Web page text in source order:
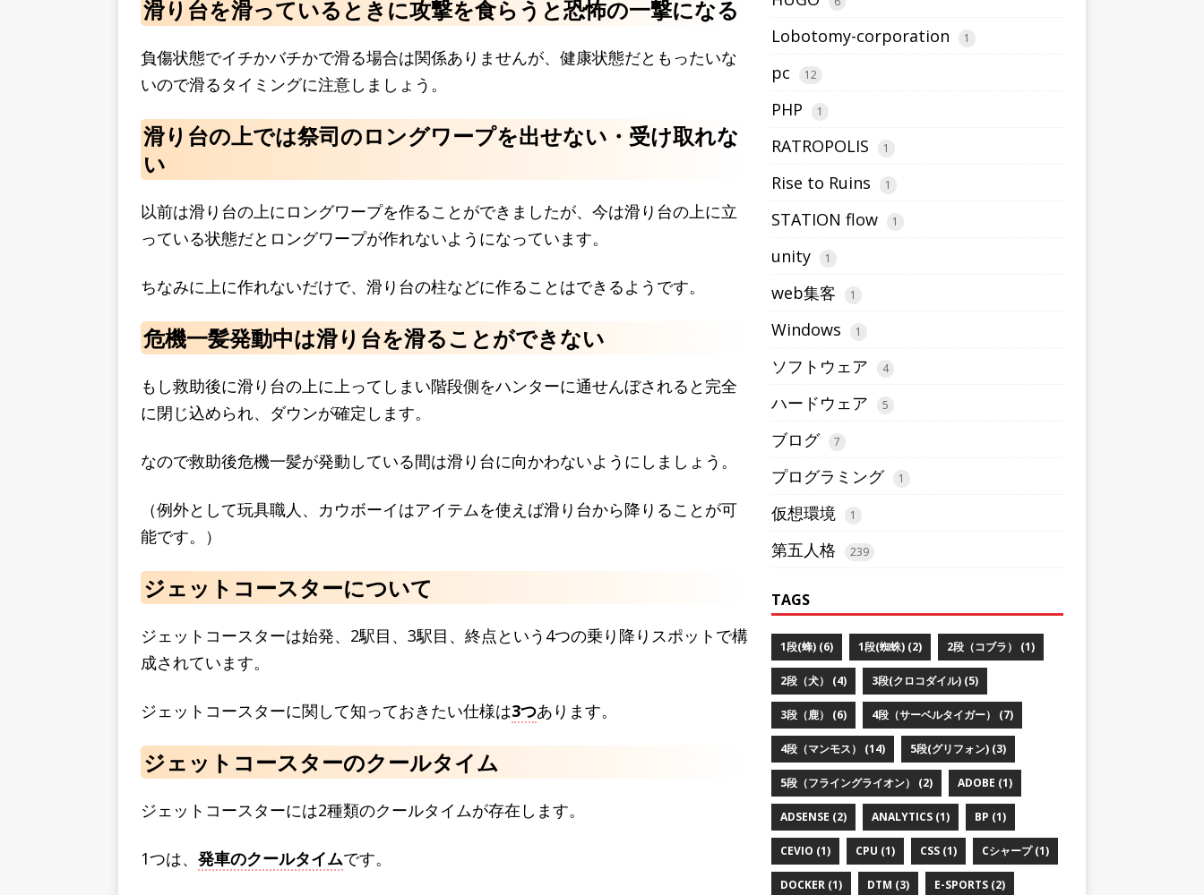
滑り台を滑っているときに攻撃を食らうと恐怖の一撃になる
負傷状態でイチかバチかで滑る場合は関係ありませんが、健康状態だともったいな
いので滑るタイミングに注意しましょう。
滑り台の上では祭司のロングワープを出せない・受け取れな
い
以前は滑り台の上にロングワープを作ることができましたが、今は滑り台の上に立
っている状態だとロングワープが作れないようになっています。
ちなみに上に作れないだけで、滑り台の柱などに作ることはできるようです。
危機一髪発動中は滑り台を滑ることができない
もし救助後に滑り台の上に上ってしまい階段側をハンターに通せんぼされると完全
に閉じ込められ、ダウンが確定します。
なので救助後危機一髪が発動している間は滑り台に向かわないようにしましょう。
（例外として玩具職人、カウボーイはアイテムを使えば滑り台から降りることが可
能です。）
ジェットコースターについて
ジェットコースターは始発、2駅目、3駅目、終点という4つの乗り降りスポットで構
成されています。
ジェットコースターに関して知っておきたい仕様は3つあります。
ジェットコースターのクールタイム
ジェットコースターには2種類のクールタイムが存在します。
1つは、 発車のクールタイムです。
Lobotomy-corporation 1
pc 12
PHP 1
RATROPOLIS 1
Rise to Ruins 1
STATION flow 1
unity 1
web集客 1
Windows 1
ソフトウェア 4
ハードウェア 5
ブログ 7
プログラミング 1
仮想環境 1
第五人格 239
TAGS
1段(蜂) (6) 1段(蜘蛛) (2) 2段（コブラ） (1)
2段（犬） (4) 3段(クロコダイル) (5)
3段（鹿） (6) 4段（サーベルタイガー） (7)
4段（マンモス） (14) 5段(グリフォン) (3)
5段（フライングライオン） (2) ADOBE (1)
ADSENSE (2) ANALYTICS (1) BP (1)
CEVIO (1) CPU (1) CSS (1) Cシャープ (1)
DOCKER (1) DTM (3) E-SPORTS (2)